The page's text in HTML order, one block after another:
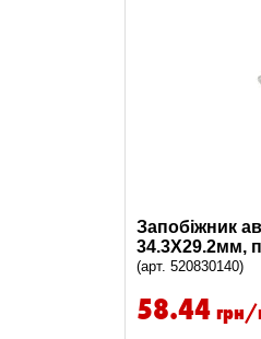
Запобіжник
34.3X29.2мм,
(арт. 520830140)
58.44